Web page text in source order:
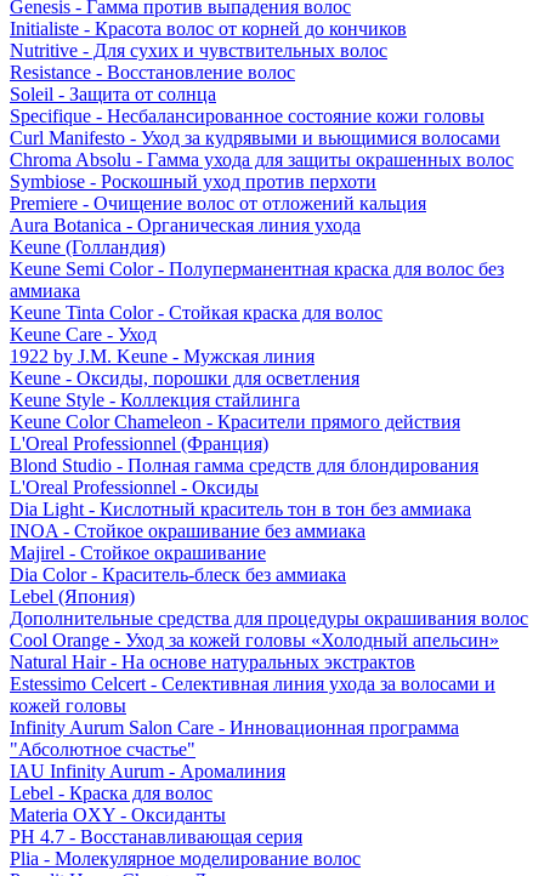
Genesis - Гамма против выпадения волос
Initialiste - Красота волос от корней до кончиков
Nutritive - Для сухих и чувствительных волос
Resistance - Восстановление волос
Soleil - Защита от солнца
Specifique - Несбалансированное состояние кожи головы
Curl Manifesto - Уход за кудрявыми и вьющимися волосами
Chroma Absolu - Гамма ухода для защиты окрашенных волос
Symbiose - Роскошный уход против перхоти
Premiere - Очищение волос от отложений кальция
Aura Botanica - Органическая линия ухода
Keune (Голландия)
Keune Semi Color - Полуперманентная краска для волос без
аммиака
Keune Tinta Color - Стойкая краска для волос
Keune Care - Уход
1922 by J.M. Keune - Мужская линия
Keune - Оксиды, порошки для осветления
Keune Style - Коллекция стайлинга
Keune Color Chameleon - Красители прямого действия
L'Oreal Professionnel (Франция)
Blond Studio - Полная гамма средств для блондирования
L'Oreal Professionnel - Оксиды
Dia Light - Кислотный краситель тон в тон без аммиака
INOA - Стойкое окрашивание без аммиака
Majirel - Стойкое окрашивание
Dia Color - Краситель-блеск без аммиака
Lebel (Япония)
Дополнительные средства для процедуры окрашивания волос
Cool Orange - Уход за кожей головы «Холодный апельсин»
Natural Hair - На основе натуральных экстрактов
Estessimo Celcert - Селективная линия ухода за волосами и
кожей головы
Infinity Aurum Salon Care - Инновационная программа
"Абсолютное счастье"
IAU Infinity Aurum - Аромалиния
Lebel - Краска для волос
Materia OXY - Оксиданты
PH 4.7 - Восстанавливающая серия
Plia - Молекулярное моделирование волос